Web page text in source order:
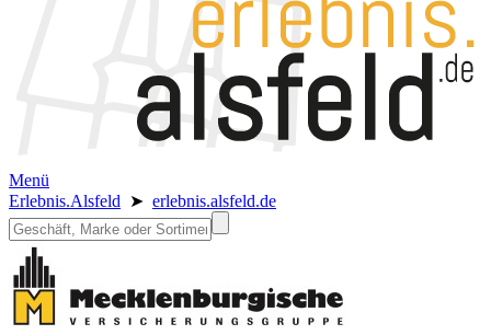
Menü
Erlebnis.Alsfeld ➤ erlebnis.alsfeld.de